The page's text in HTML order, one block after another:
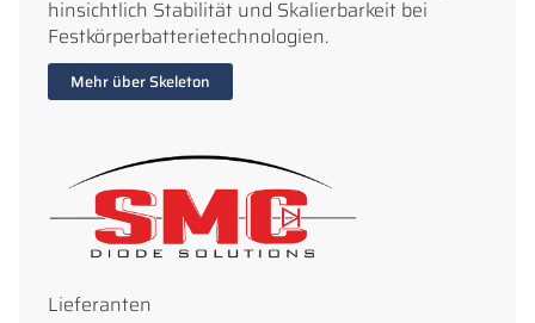
hinsichtlich Stabilität und Skalierbarkeit bei
Festkörperbatterietechnologien.
Mehr über Skeleton
Lieferanten